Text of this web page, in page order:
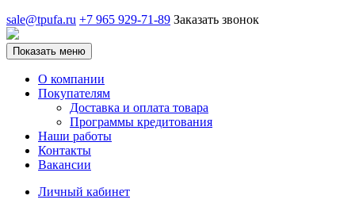
sale@tpufa.ru +7 965 929-71-89 Заказать звонок
Показать меню
О компании
Покупателям
Доставка и оплата товара
Программы кредитования
Наши работы
Контакты
Вакансии
Личный кабинет